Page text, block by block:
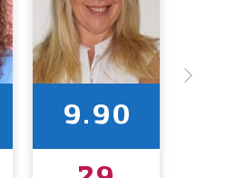
9.90